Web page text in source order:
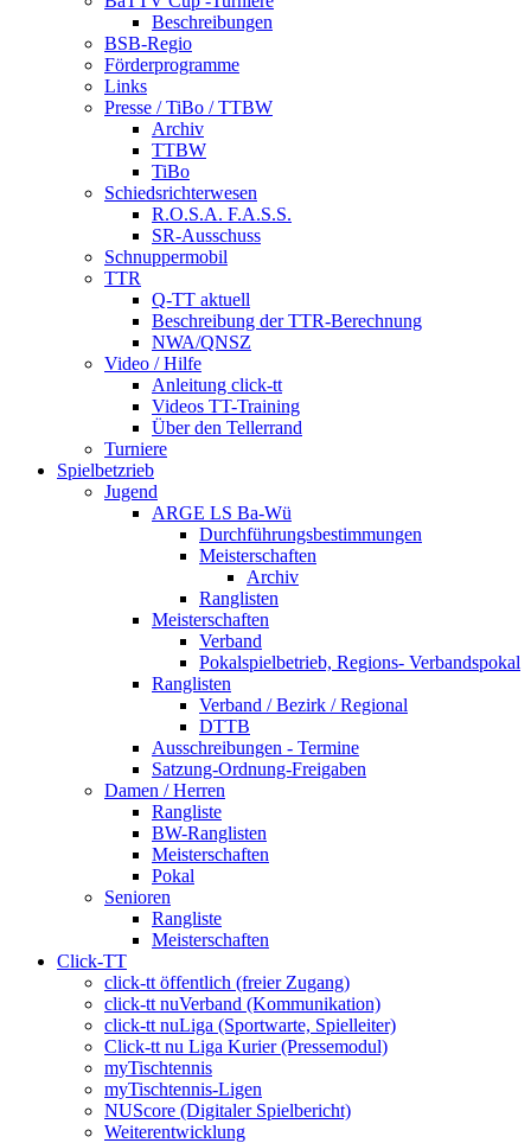
Beschreibungen
BSB-Regio
Förderprogramme
Links
Presse / TiBo / TTBW
Archiv
TTBW
TiBo
Schiedsrichterwesen
R.O.S.A. F.A.S.S.
SR-Ausschuss
Schnuppermobil
TTR
Q-TT aktuell
Beschreibung der TTR-Berechnung
NWA/QNSZ
Video / Hilfe
Anleitung click-tt
Videos TT-Training
Über den Tellerrand
Turniere
Spielbetzrieb
Jugend
ARGE LS Ba-Wü
Durchführungsbestimmungen
Meisterschaften
Archiv
Ranglisten
Meisterschaften
Verband
Pokalspielbetrieb, Regions- Verbandspokal
Ranglisten
Verband / Bezirk / Regional
DTTB
Ausschreibungen - Termine
Satzung-Ordnung-Freigaben
Damen / Herren
Rangliste
BW-Ranglisten
Meisterschaften
Pokal
Senioren
Rangliste
Meisterschaften
Click-TT
click-tt öffentlich (freier Zugang)
click-tt nuVerband (Kommunikation)
click-tt nuLiga (Sportwarte, Spielleiter)
Click-tt nu Liga Kurier (Pressemodul)
myTischtennis
myTischtennis-Ligen
NUScore (Digitaler Spielbericht)
Weiterentwicklung